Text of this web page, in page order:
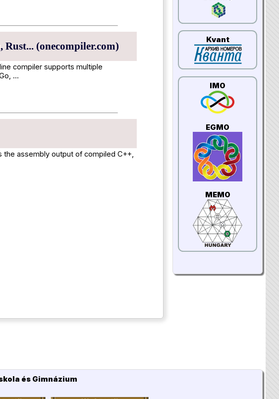
(onecompiler.com)
compiler supports multiple
...
the assembly output of compiled C++,
Kvant
IMO
EGMO
MEMO
és Gimnázium